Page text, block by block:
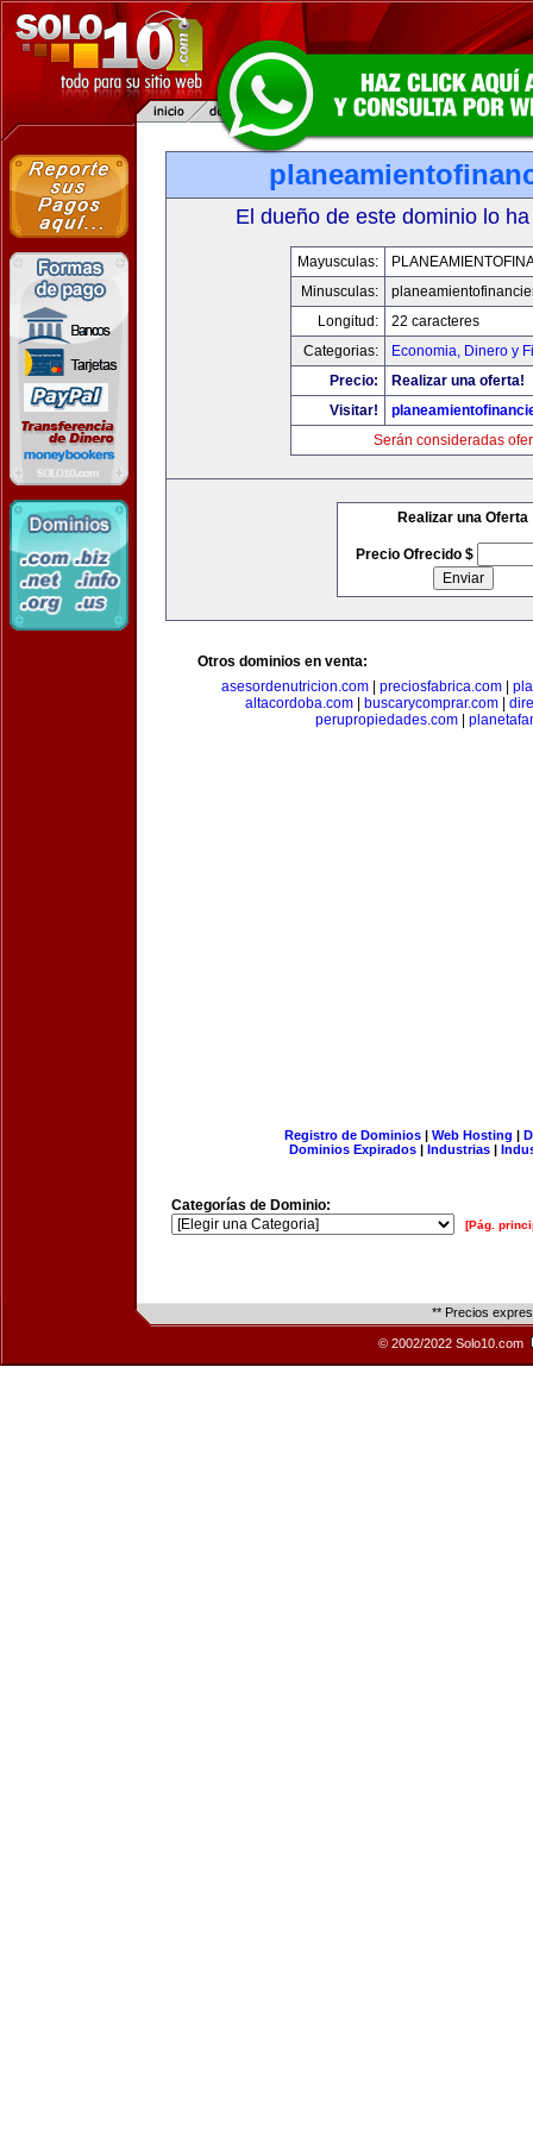
El dueño de este dominio lo
Mayusculas:
Minusculas:
Longitud:
22 caracteres
Categorias:
Economia, Dinero y
Precio:
Realizar una oferta!
Visitar!
Serán consideradas
Realizar una Oferta
Precio Ofrecido $
Otros dominios en venta:
asesordenutricion.com
preciosfabrica.com
altacordoba.com
buscarycomprar.com
perupropiedades.com
Registro de Dominios| Web Hosting |
Dominios Expirados | Industrias |
Categorías de Dominio:
[Pág.
** Precios
© 2002/2022 Solo10.com